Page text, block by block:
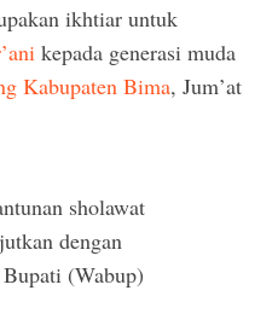
ikhtiar untuk
kepada generasi muda
Kabupaten Bima, Jum’at
sholawat
dengan
(Wabup)